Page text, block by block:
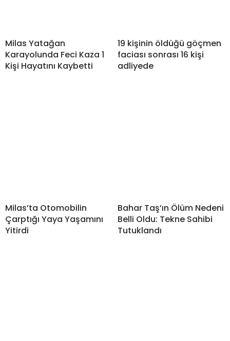
Milas Yatağan
Karayolunda Feci Kaza 1
Kişi Hayatını Kaybetti
19 kişinin öldüğü göçmen
faciası sonrası 16 kişi
adliyede
Milas’ta Otomobilin
Çarptığı Yaya Yaşamını
Yitirdi
Bahar Taş’ın Ölüm Nedeni
Belli Oldu: Tekne Sahibi
Tutuklandı